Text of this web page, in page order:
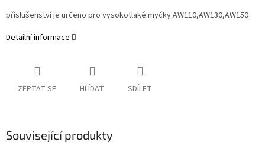
příslušenství je určeno pro vysokotlaké myčky AW110,AW130,AW150
Detailní informace
ZEPTAT SE HLÍDAT SDÍLET
Související produkty